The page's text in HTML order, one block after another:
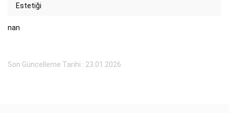
Estetiği
nan
Son Güncelleme Tarihi : 23.01.2026